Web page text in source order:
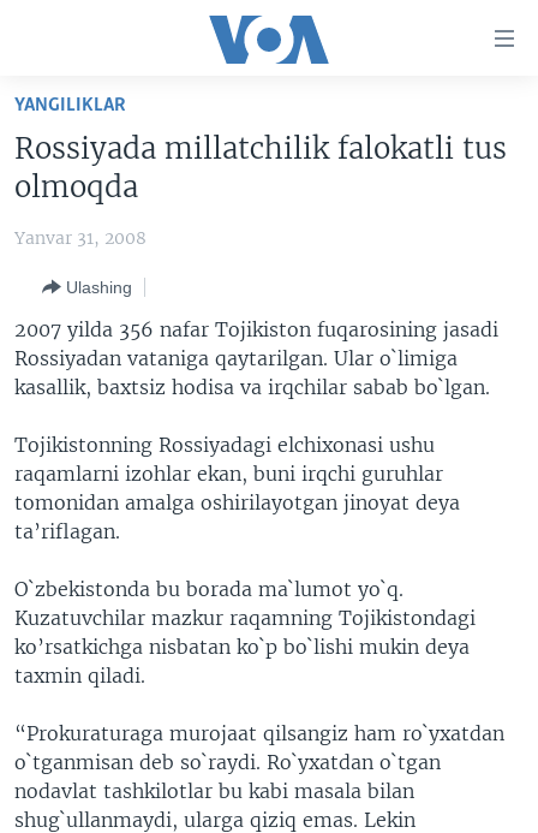
Boshiga
Qidiruvga
o'ting
AMERIKA
VATANDOSHLAR
MULTIMEDIA
AMERIKA MANZARALARI
VASHINGTON CHOYXONASI
MOBIL-SALOM!
XABARLAR SURATLARDA
IJTIMOIY TARMOQLAR
YOUTUBE
INSTAGRAM
TELEGRAM
TWITTER
SOUNDCLOUD
EDITORIAL
Learning English
YANGILIKLAR
Rossiyada millatchilik falokatli tus
olmoqda
Yanvar 31, 2008
Ulashing
2007 yilda 356 nafar Tojikiston fuqarosining jasadi
Rossiyadan vataniga qaytarilgan. Ular o`limiga
kasallik, baxtsiz hodisa va irqchilar sabab bo`lgan.
Tojikistonning Rossiyadagi elchixonasi ushu
raqamlarni izohlar ekan, buni irqchi guruhlar
tomonidan amalga oshirilayotgan jinoyat deya
ta’riflagan.
O`zbekistonda bu borada ma`lumot yo`q.
Kuzatuvchilar mazkur raqamning Tojikistondagi
ko’rsatkichga nisbatan ko`p bo`lishi mukin deya
taxmin qiladi.
“Prokuraturaga murojaat qilsangiz ham ro`yxatdan
o`tganmisan deb so`raydi. Ro`yxatdan o`tgan
nodavlat tashkilotlar bu kabi masala bilan
shug`ullanmaydi, ularga qiziq emas. Lekin